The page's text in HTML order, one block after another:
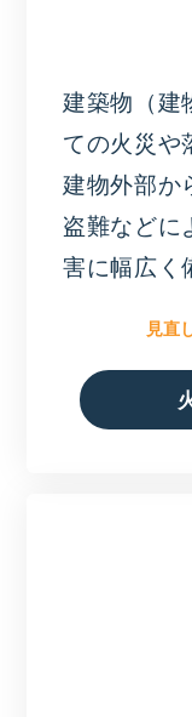
建築物（建
ての火災や
建物外部か
盗難などに
害に幅広く
見直